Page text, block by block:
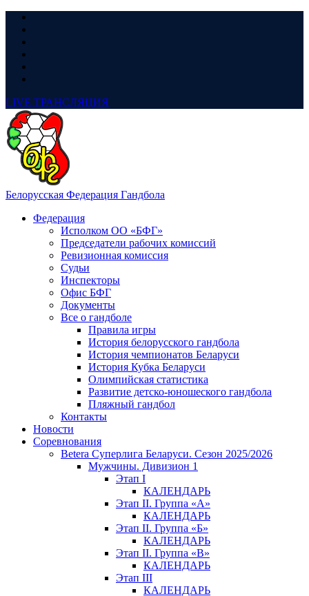
LIVE ТРАНСЛЯЦИЯ
Белорусская Федерация Гандбола
Федерация
Исполком ОО «БФГ»
Председатели рабочих комиссий
Ревизионная комиссия
Судьи
Инспекторы
Офис БФГ
Документы
Все о гандболе
Правила игры
История белорусского гандбола
История чемпионатов Беларуси
История Кубка Беларуси
Олимпийская статистика
Развитие детско-юношеского гандбола
Пляжный гандбол
Контакты
Новости
Соревнования
Betera Суперлига Беларуси. Сезон 2025/2026
Мужчины. Дивизион 1
Этап I
КАЛЕНДАРЬ
Этап II. Группа «А»
КАЛЕНДАРЬ
Этап II. Группа «Б»
КАЛЕНДАРЬ
Этап II. Группа «В»
КАЛЕНДАРЬ
Этап III
КАЛЕНДАРЬ